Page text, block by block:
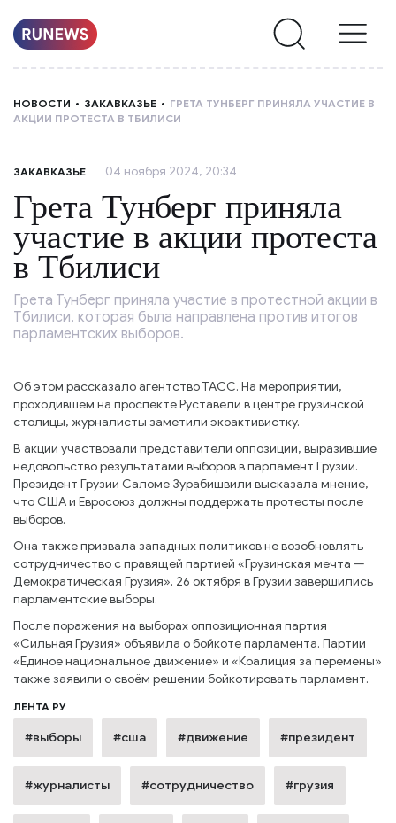
О
НАС
НОВОСТИ ЗАКАВКАЗЬЕ
ГРЕТА ТУНБЕРГ ПРИНЯЛА УЧАСТИЕ В
АКЦИИ ПРОТЕСТА В ТБИЛИСИ
ЗАКАВКАЗЬЕ 04 ноября 2024, 20:34
Грета Тунберг приняла
участие в акции протеста
в Тбилиси
Грета Тунберг приняла участие в протестной акции в
Тбилиси, которая была направлена против итогов
парламентских выборов.
Об этом рассказало агентство ТАСС. На мероприятии,
проходившем на проспекте Руставели в центре грузинской
столицы, журналисты заметили экоактивистку.
В акции участвовали представители оппозиции, выразившие
недовольство результатами выборов в парламент Грузии.
Президент Грузии Саломе Зурабишвили высказала мнение,
что США и Евросоюз должны поддержать протесты после
выборов.
Она также призвала западных политиков не возобновлять
сотрудничество с правящей партией «Грузинская мечта —
Демократическая Грузия». 26 октября в Грузии завершились
парламентские выборы.
После поражения на выборах оппозиционная партия
«Сильная Грузия» объявила о бойкоте парламента. Партии
«Единое национальное движение» и «Коалиция за перемены»
также заявили о своём решении бойкотировать парламент.
ЛЕНТА РУ
#выборы #сша #движение #президент
#журналисты #сотрудничество #грузия